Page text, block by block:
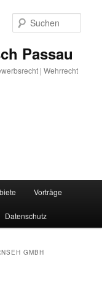
Passau
| Wehrrecht
Vorträge
Datenschutz
GMBH